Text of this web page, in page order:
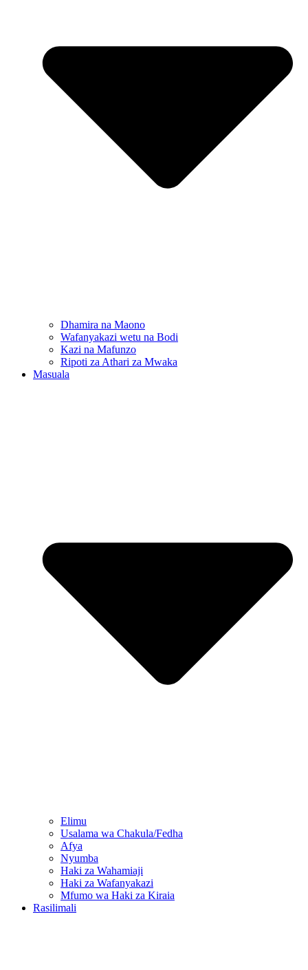
Dhamira na Maono
Wafanyakazi wetu na Bodi
Kazi na Mafunzo
Ripoti za Athari za Mwaka
Masuala
Elimu
Usalama wa Chakula/Fedha
Afya
Nyumba
Haki za Wahamiaji
Haki za Wafanyakazi
Mfumo wa Haki za Kiraia
Rasilimali